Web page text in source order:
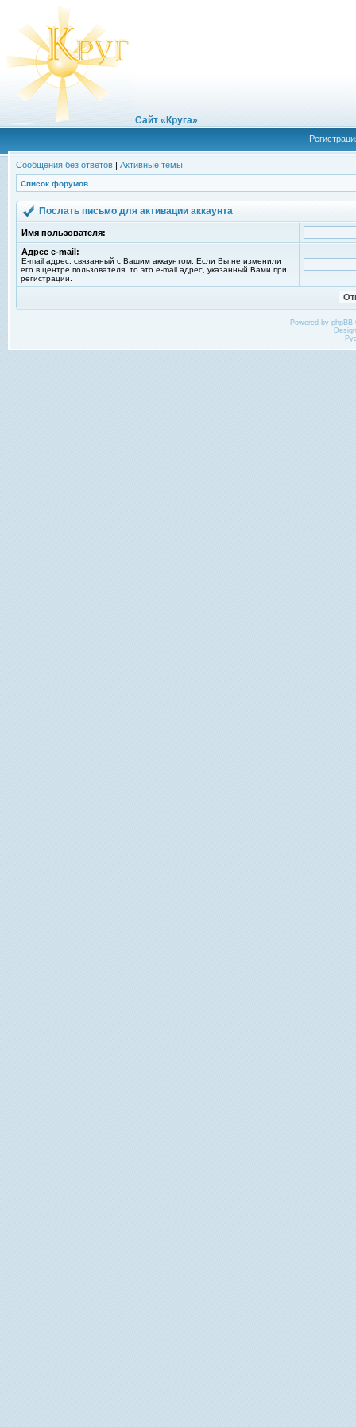
Сайт «Круга»
Сообщения без ответов | Активные темы
Список форумов
Послать письмо для активации аккаунта
Имя пользователя:
Адрес e-mail:
E-mail адрес, связанный с Вашим аккаунтом. Если Вы не изменили
его в центре пользователя, то это e-mail адрес, указанный Вами при
регистрации.
Powered by phpBB